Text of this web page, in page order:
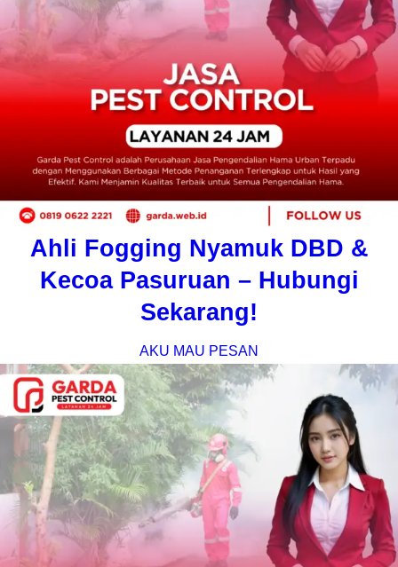
Ahli Fogging Nyamuk DBD &
Kecoa Pasuruan – Hubungi
Sekarang!
AKU MAU PESAN